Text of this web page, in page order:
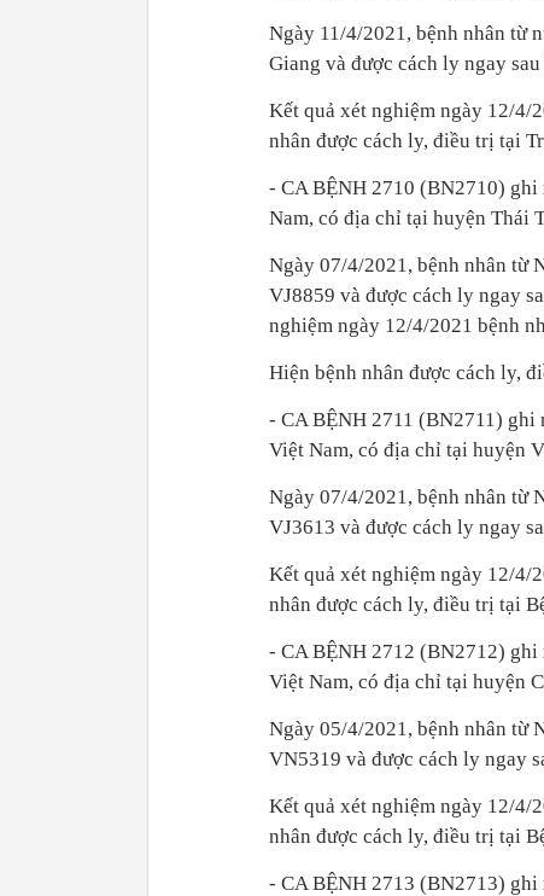
Ngày 11/4/2021, bệnh nhân từ
Giang và được cách ly ngay
Kết quả xét nghiệm ngày 12/4/
nhân được cách ly, điều trị tại
- CA BỆNH 2710 (BN2710)
Nam, có địa chỉ tại huyện Thái
Ngày 07/4/2021, bệnh nhân từ
VJ8859 và được cách ly ngay
nghiệm ngày 12/4/2021 bệnh
Hiện bệnh nhân được cách ly,
- CA BỆNH 2711 (BN2711) ghi
Việt Nam, có địa chỉ tại huyện
Ngày 07/4/2021, bệnh nhân từ
VJ3613 và được cách ly ngay
Kết quả xét nghiệm ngày 12/4/
nhân được cách ly, điều trị tại
- CA BỆNH 2712 (BN2712) ghi
Việt Nam, có địa chỉ tại huyện
Ngày 05/4/2021, bệnh nhân từ
VN5319 và được cách ly ngay
Kết quả xét nghiệm ngày 12/4/
nhân được cách ly, điều trị tại
- CA BỆNH 2713 (BN2713)